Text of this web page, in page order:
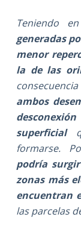
Teniendo
generadas
menor
la de las
ambos
superficial
formarse.
podría
zonas más
encuentran
las parcelas